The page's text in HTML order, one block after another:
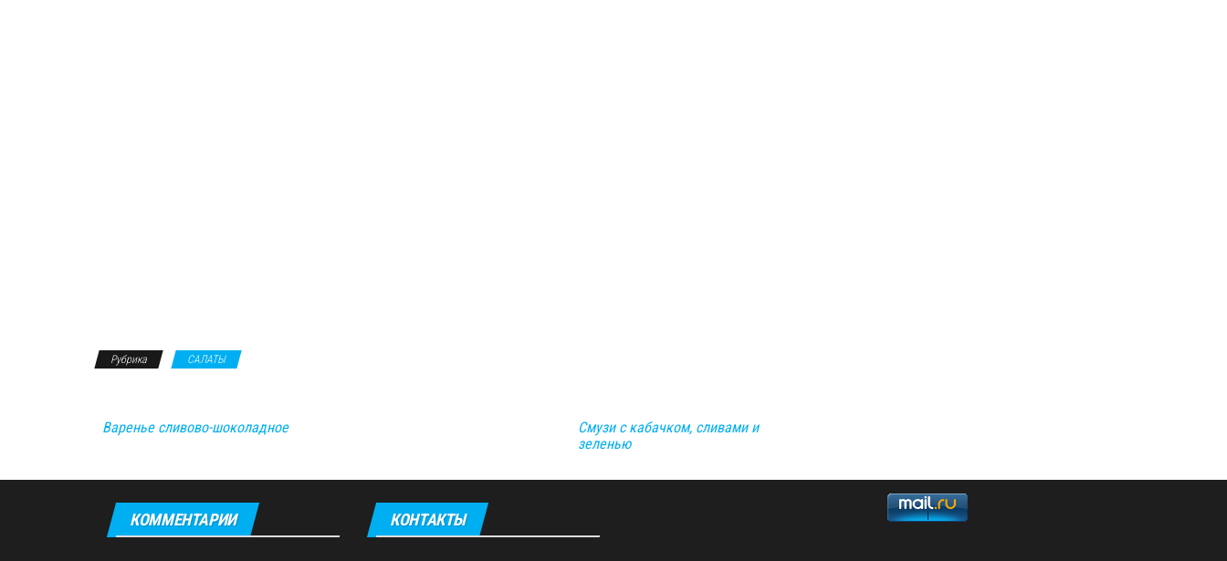
Рубрика САЛАТЫ
Варенье сливово-шоколадное
Смузи с кабачком, сливами и
зеленью
КОММЕНТАРИИ КОНТАКТЫ